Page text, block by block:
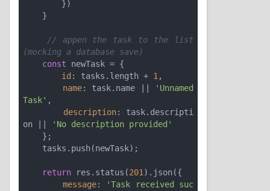
// appen the task to the list
(mocking a database save)
const newTask = {
id : tasks.length + 1 ,
name: task.name ||
'Unnamed
Task' ,
description: task.descripti
on ||
'No description provided'
return res.status(201 ).json({
message:
'Task received suc